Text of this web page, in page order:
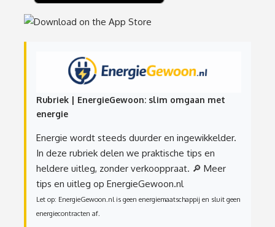
Rubriek | EnergieGewoon: slim omgaan met
energie
Energie wordt steeds duurder en ingewikkelder.
In deze rubriek delen we praktische tips en
heldere uitleg, zonder verkooppraat. 🔎 Meer
tips en uitleg op EnergieGewoon.nl
Let op: EnergieGewoon.nl is geen energiemaatschappij en sluit geen
energiecontracten af.